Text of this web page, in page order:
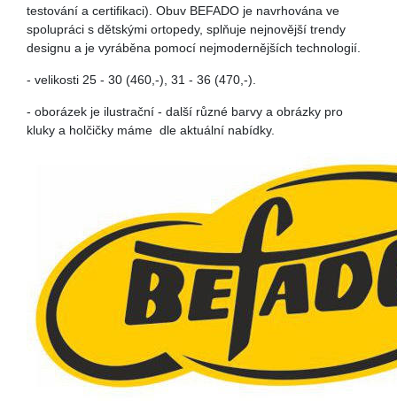
testování a certifikaci). Obuv BEFADO je navrhována ve
spolupráci s dětskými ortopedy, splňuje nejnovější trendy
designu a je vyráběna pomocí nejmodernějších technologií.
- velikosti 25 - 30 (460,-), 31 - 36 (470,-).
- oborázek je ilustrační - další různé barvy a obrázky pro
kluky a holčičky máme dle aktuální nabídky.